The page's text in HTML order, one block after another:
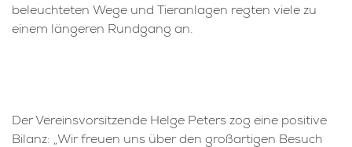
beleuchteten Wege und Tieranlagen regten viele zu
einem längeren Rundgang an.
Der Vereinsvorsitzende Helge Peters zog eine positive
Bilanz: „Wir freuen uns über den großartigen Besuch